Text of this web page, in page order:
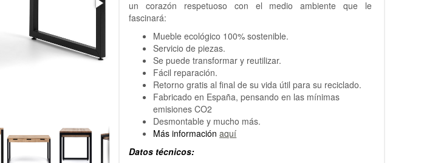
un corazón respetuoso con el medio ambiente que le
fascinará:
Mueble ecológico 100% sostenible.
Servicio de piezas.
Se puede transformar y reutilizar.
Fácil reparación.
Retorno gratis al final de su vida útil para su reciclado.
Fabricado en España, pensando en las mínimas
emisiones CO2
Desmontable y mucho más.
Más informaciónaquí
Datos técnicos: